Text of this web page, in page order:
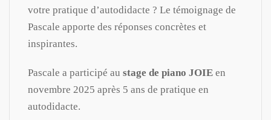
votre pratique d’autodidacte ? Le témoignage de
Pascale apporte des réponses concrètes et
inspirantes.
Pascale a participé au stage de piano JOIE en
novembre 2025 après 5 ans de pratique en
autodidacte.